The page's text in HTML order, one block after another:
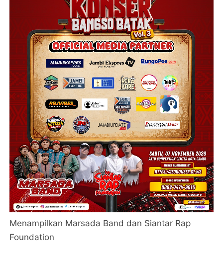
Menampilkan Marsada Band dan Siantar Rap
Foundation